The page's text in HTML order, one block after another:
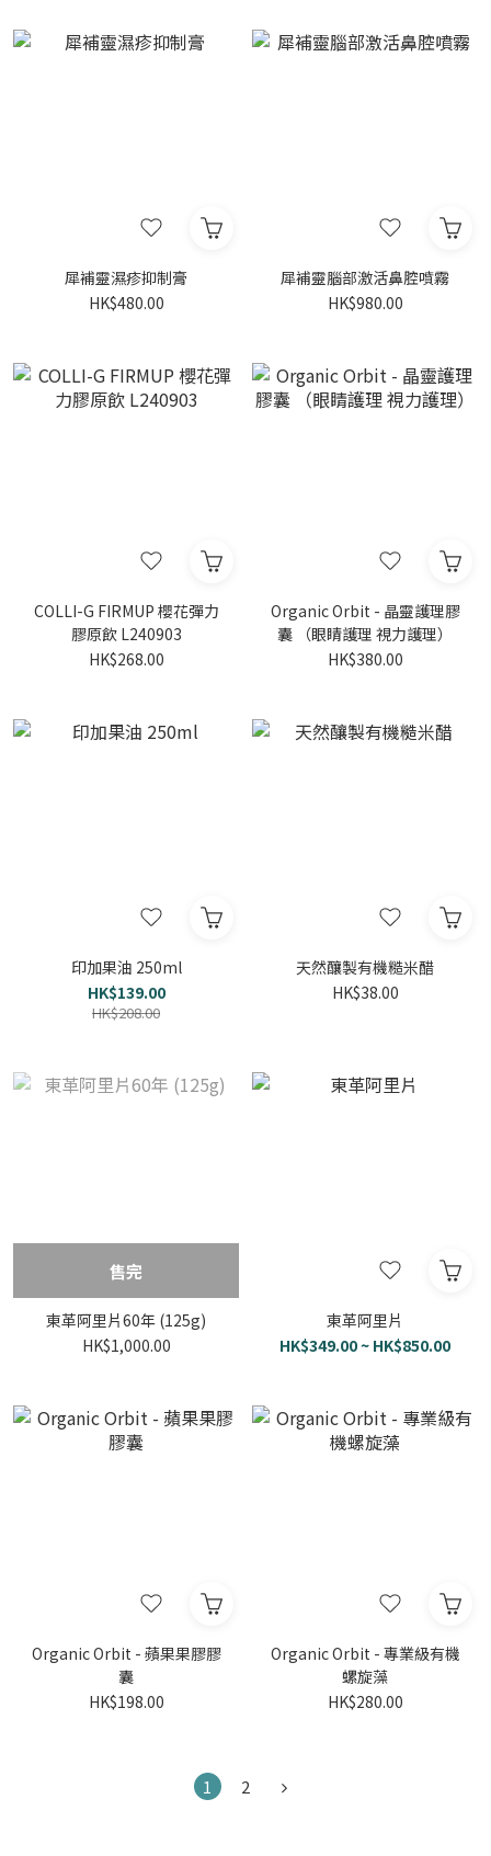
犀補靈濕疹抑制膏
HK$480.00
犀補靈腦部激活鼻腔噴霧
HK$980.00
COLLI-G FIRMUP 櫻花彈力
膠原飲 L240903
HK$268.00
Organic Orbit - 晶靈護理膠
囊 （眼睛護理 視力護理）
HK$380.00
印加果油 250ml
HK$139.00
HK$208.00
天然釀製有機糙米醋
HK$38.00
售完
東革阿里片60年 (125g)
HK$1,000.00
東革阿里片
HK$349.00 ~ HK$850.00
Organic Orbit - 蘋果果膠膠
囊
HK$198.00
Organic Orbit - 專業級有機
螺旋藻
HK$280.00
1 2